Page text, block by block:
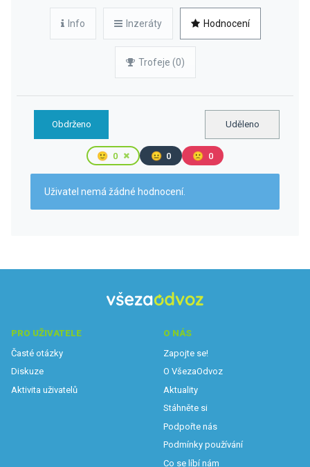
Info Inzeráty Hodnocení
Trofeje (0)
Obdrženo Uděleno
🙂 0 😐 0 🙁 0
Uživatel nemá žádné hodnocení.
PRO UŽIVATELE
Časté otázky
Diskuze
Aktivita uživatelů
O NÁS
Zapojte se!
O VšezaOdvoz
Aktuality
Stáhněte si
Podpořte nás
Podmínky používání
Co se líbí nám